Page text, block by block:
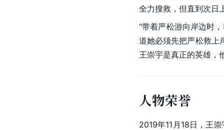
全力搜救，但直到次日
“带着严松游向岸边时
道她必须先把严松救上
王崇宇是真正的英雄，
人物荣誉
2019年11月18日，王